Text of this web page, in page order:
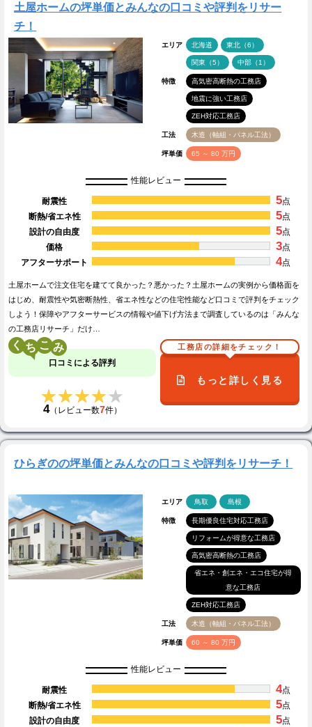
土屋ホームの坪単価とみんなの口コミや評判をリサー
チ！
エリア 北海道 東北（6）
関東（5） 中部（1）
特徴 高気密高断熱の工務店
地震に強い工務店
ZEH対応工務店
工法 木造（軸組・パネル工法）
坪単価 65 ～ 80 万円
性能レビュー
耐震性 5点
断熱/省エネ性
5点
設計の自由度
5点
価格
3点
アフターサポート
4点
土屋ホームで注文住宅を建てて良かった？悪かった？土屋ホームの実例から価格面を
はじめ、耐震性や気密断熱性、省エネ性などの住宅性能など口コミで評判をチェック
しよう！保障やアフターサービスの情報や値下げ方法まで調査しているのは「みんな
の工務店リサーチ」だけ…
く こ
口コミによる評判
★★★★★
★★★★★
4（レビュー数7件）
工務店の詳細をチェック！
もっと詳しく見る
ひらぎのの坪単価とみんなの口コミや評判をリサーチ！
エリア 鳥取 島根
特徴 長期優良住宅対応工務店
リフォームが得意な工務店
高気密高断熱の工務店
省エネ・創エネ・エコ住宅が得
意な工務店
ZEH対応工務店
工法 木造（軸組・パネル工法）
坪単価 60 ～ 80 万円
性能レビュー
耐震性 4点
断熱/省エネ性
5点
設計の自由度
5点